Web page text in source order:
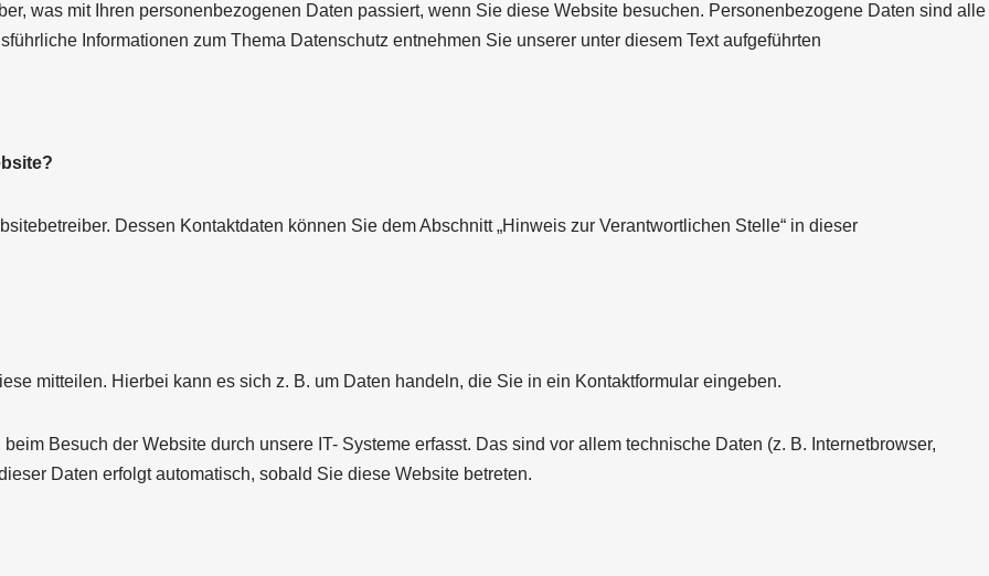
was mit Ihren personenbezogenen Daten passiert, wenn Sie diese Website besuchen. Personenbezogene Daten sind alle
Informationen zum Thema Datenschutz entnehmen Sie unserer unter diesem Text aufgeführten
Dessen Kontaktdaten können Sie dem Abschnitt „Hinweis zur Verantwortlichen Stelle“ in dieser
mitteilen. Hierbei kann es sich z. B. um Daten handeln, die Sie in ein Kontaktformular eingeben.
Besuch der Website durch unsere IT- Systeme erfasst. Das sind vor allem technische Daten (z. B. Internetbrowser,
Daten erfolgt automatisch, sobald Sie diese Website betreten.